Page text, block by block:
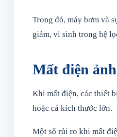
Trong đó, máy bơm và
giảm, vi sinh trong hệ
Mất điện
Khi mất điện, các thiết
hoặc cá kích thước lớn.
Một số rủi ro khi mất